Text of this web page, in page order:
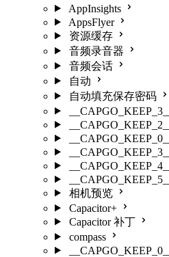
AppInsights
AppsFlyer
资源缓存
音频录音器
音频会话
自动
自动填充保存密码
__CAPGO_KEEP_3__
__CAPGO_KEEP_2__
__CAPGO_KEEP_0__
__CAPGO_KEEP_3__
__CAPGO_KEEP_4__
__CAPGO_KEEP_5__
相机预览
Capacitor+
Capacitor 补丁
compass
__CAPGO_KEEP_0__